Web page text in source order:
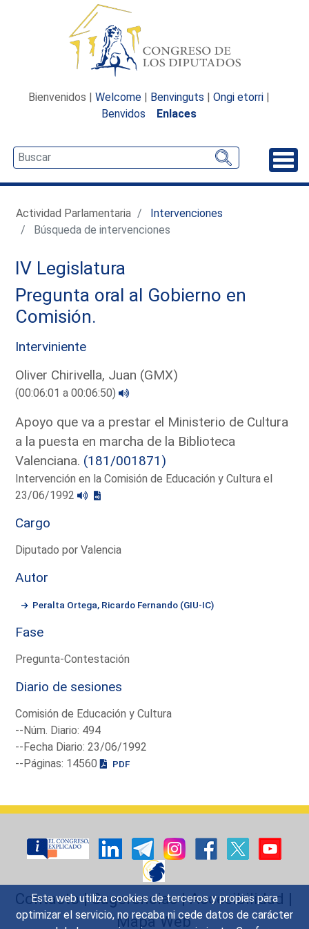
Esta web utiliza cookies de terceros y propias para
optimizar el servicio, no recaba ni cede datos de carácter
Bienvenidos | Welcome | Benvinguts | Ongi etorri |
Benvidos
Enlaces
Actividad Parlamentaria
Intervenciones
Búsqueda de intervenciones
IV Legislatura
Pregunta oral al Gobierno en
Comisión.
Interviniente
Oliver Chirivella, Juan (GMX)
(00:06:01 a 00:06:50)
Apoyo que va a prestar el Ministerio de Cultura
a la puesta en marcha de la Biblioteca
Valenciana. (181/001871)
Intervención en la Comisión de Educación y Cultura el
23/06/1992
Cargo
Diputado por Valencia
Autor
Peralta Ortega, Ricardo Fernando (GIU-IC)
Fase
Pregunta-Contestación
Diario de sesiones
Comisión de Educación y Cultura
--Núm. Diario: 494
--Fecha Diario: 23/06/1992
--Páginas: 14560
PDF
Contacto|Sugerencias|Accesibilidad |
Mapa Web